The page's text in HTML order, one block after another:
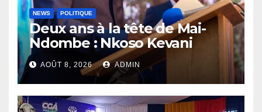
NEWS POLITIQUE
Deux ans à la tête de Mai-
Ndombe : Nkoso Kevani
défend son bilan et fait de la
sécurité sa priorité
AOÛT 8, 2026 ADMIN